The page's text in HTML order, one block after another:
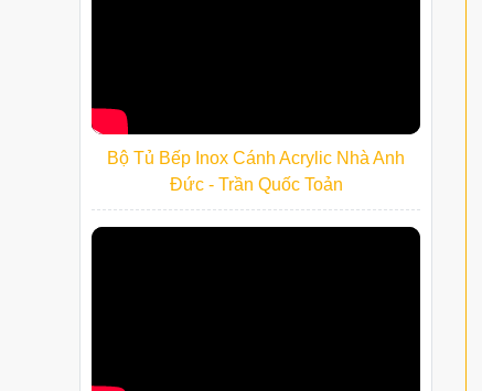
Bộ Tủ Bếp Inox Cánh Acrylic Nhà Anh
Đức - Trần Quốc Toản